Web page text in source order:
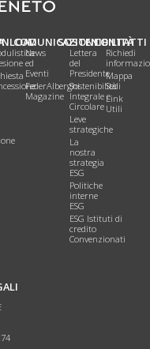
COMUNICAZIONI
News
ed
Eventi
FederAlberghi
Magazine
SOSTENIBILITÀ
Lettera
del
Presidente
Sostenibilità
Integrale e
Circolare
Leve
strategiche
La
nostra
strategia
ESG
Politiche
interne
ESG
ESG Istituti di
credito
Convenzionati
CONTATTI
Richiedi
Mappa
Sedi
Link
Utili